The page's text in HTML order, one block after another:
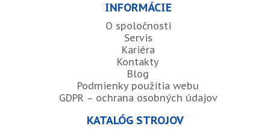
INFORMÁCIE
O spoločnosti
Servis
Kariéra
Kontakty
Blog
Podmienky použitia webu
GDPR – ochrana osobných údajov
KATALÓG STROJOV